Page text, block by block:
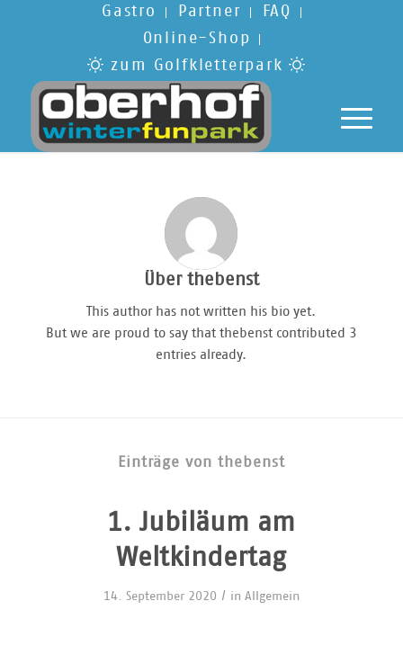
Gastro Partner
FAQ
Online-Shop
zum Golfkletterpark
Über thebenst
This author has not written his bio yet.
But we are proud to say that thebenstcontributed 3
entries already.
Einträge von thebenst
1. Jubiläum am
Weltkindertag
14. September 2020 / in Allgemein